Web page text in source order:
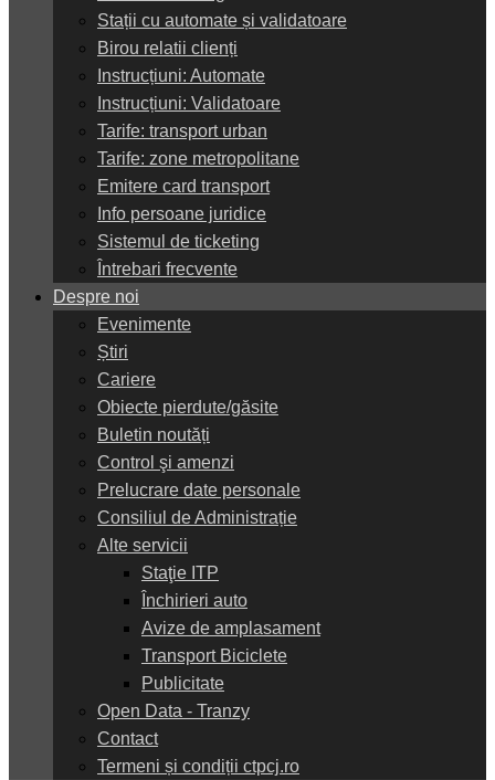
Stații cu automate și validatoare
Birou relatii clienți
Instrucțiuni: Automate
Instrucțiuni: Validatoare
Tarife: transport urban
Tarife: zone metropolitane
Emitere card transport
Info persoane juridice
Sistemul de ticketing
Întrebari frecvente
Despre noi
Evenimente
Știri
Cariere
Obiecte pierdute/găsite
Buletin noutăți
Control şi amenzi
Prelucrare date personale
Consiliul de Administrație
Alte servicii
Staţie ITP
Închirieri auto
Avize de amplasament
Transport Biciclete
Publicitate
Open Data - Tranzy
Contact
Termeni și condiții ctpcj.ro